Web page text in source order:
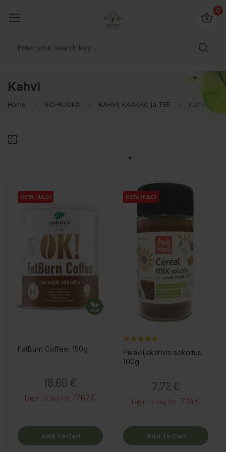
0
Kahvi
Home BIO-RUOKA KAHVI, KAAKAO ja TEE Kahvi

OSTA HULGI
OSTA HULGI
FatBurn Coffee, 150g
18,60 €
Log in to buy for : 17.67 €
Add To Cart
OSTA HULGI
OSTA HULGI
OSTA HULGI
Pikaviljakahvin sekoitus,
100g
7,72 €
Log in to buy for : 7.34 €
Add To Cart